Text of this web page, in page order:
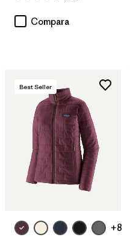
Compara
Best Seller
+8